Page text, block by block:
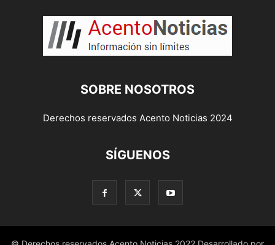
SOBRE NOSOTROS
Derechos reservados Acento Noticias 2024
SÍGUENOS